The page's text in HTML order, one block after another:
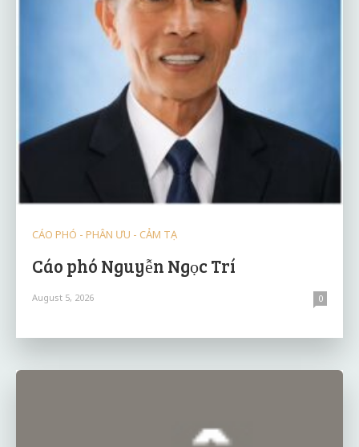
CÁO PHÓ - PHÂN ƯU - CẢM TẠ
Cáo phó Nguyễn Ngọc Trí
August 5, 2026 0